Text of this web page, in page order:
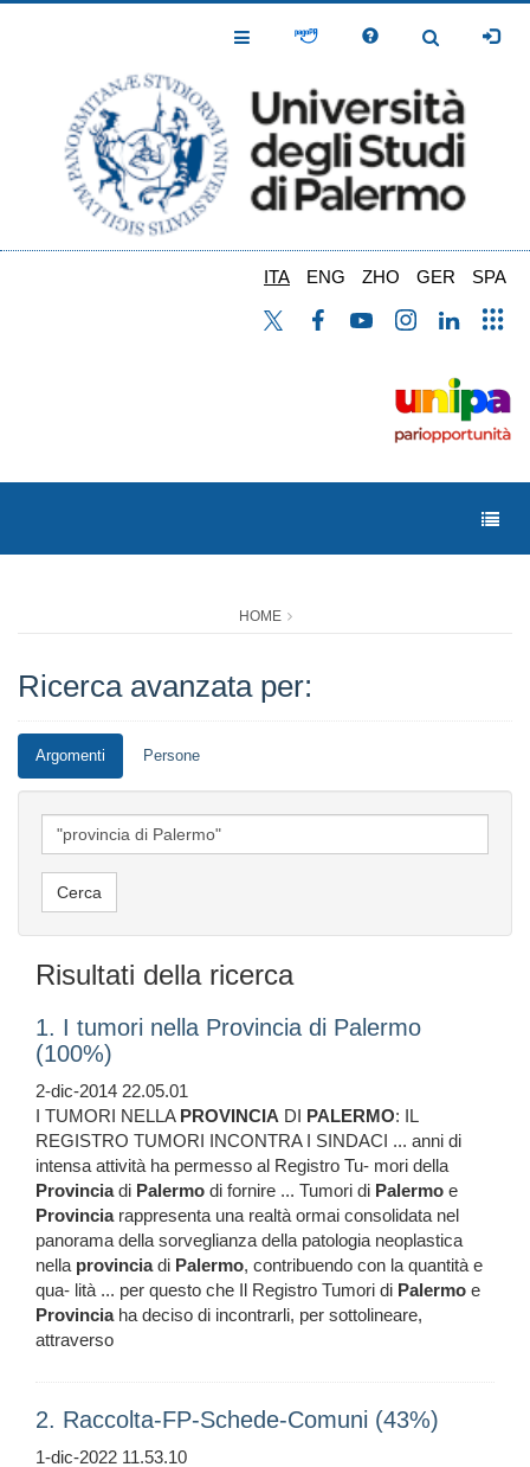
Toggle
Toggle
ITA ENG ZHO GER SPA
HOME
Ricerca avanzata per:
Argomenti Persone
Risultati della ricerca
1. I tumori nella Provincia di Palermo
(100%)
2-dic-2014 22.05.01
I TUMORI NELLA PROVINCIA DI PALERMO: IL
REGISTRO TUMORI INCONTRA I SINDACI ... anni di
intensa attività ha permesso al Registro Tu- mori della
Provinciadi Palermo di fornire ... Tumori di Palermo e
Provinciarappresenta una realtà ormai consolidata nel
panorama della sorveglianza della patologia neoplastica
nella provinciadi Palermo, contribuendo con la quantità e
qua- lità ... per questo che Il Registro Tumori di Palermo e
Provinciaha deciso di incontrarli, per sottolineare,
attraverso
2. Raccolta-FP-Schede-Comuni (43%)
1-dic-2022 11.53.10